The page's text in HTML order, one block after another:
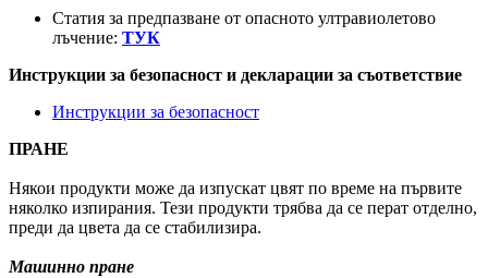
Статия за предпазване от опасното ултравиолетово
лъчение: ТУК
Инструкции за безопасност и декларации за съответствие
Инструкции за безопасност
ПРАНЕ
Някои продукти може да изпускат цвят по време на първите
няколко изпирания. Тези продукти трябва да се перат отделно,
преди да цвета да се стабилизира.
Машинно пране